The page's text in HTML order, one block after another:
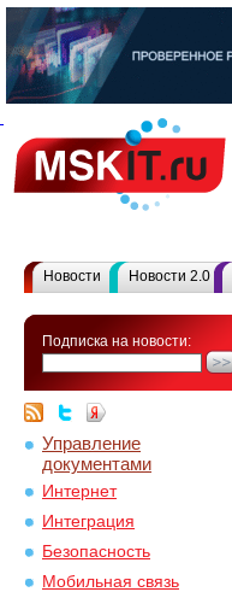
Новости Новости 2.0
Подписка на новости:
Управление
документами
Интернет
Интеграция
Безопасность
Мобильная связь